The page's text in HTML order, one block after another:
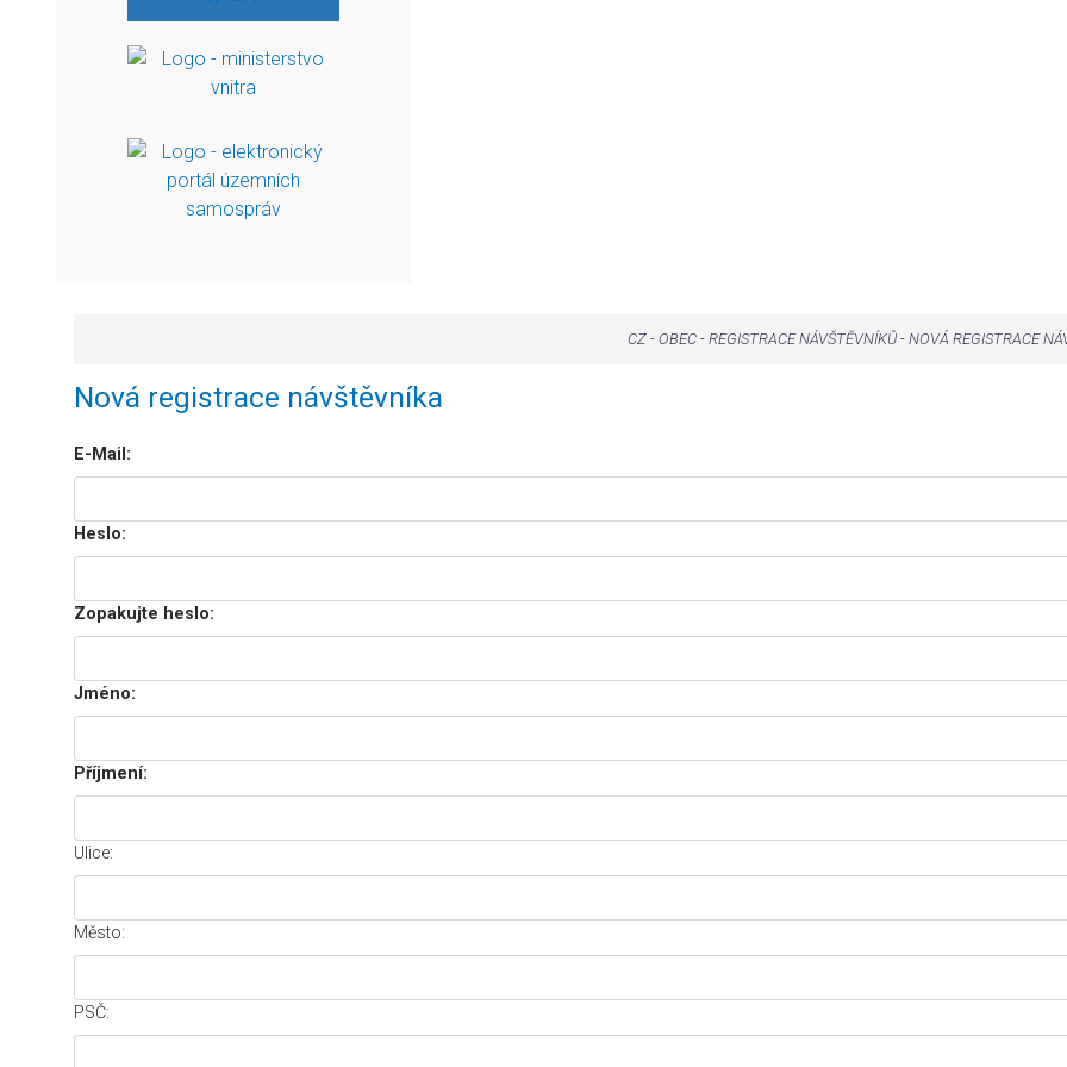
CZ -OBEC -REGISTRACE NÁVŠTĚVNÍKŮ -NOVÁ REGISTRACE
Nová registrace návštěvníka
E-Mail:
Heslo:
Zopakujte heslo:
Jméno:
Příjmení:
Ulice:
Město:
PSČ: